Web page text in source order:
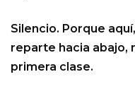
Silencio. Porque
reparte hacia abajo,
primera clase.